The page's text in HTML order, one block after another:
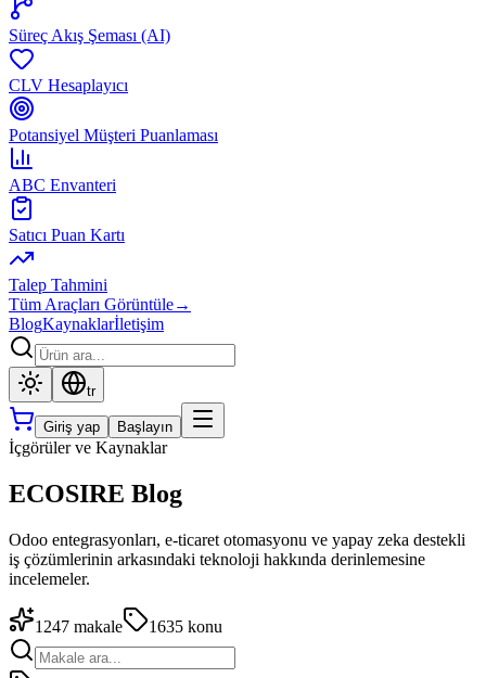
Süreç Akış Şeması (AI)
CLV Hesaplayıcı
Potansiyel Müşteri Puanlaması
ABC Envanteri
Satıcı Puan Kartı
Talep Tahmini
Tüm Araçları Görüntüle→
BlogKaynaklarİletişim
tr
Giriş yap Başlayın
İçgörüler ve Kaynaklar
ECOSIRE Blog
Odoo entegrasyonları, e-ticaret otomasyonu ve yapay zeka destekli
iş çözümlerinin arkasındaki teknoloji hakkında derinlemesine
incelemeler.
1247 makale 1635 konu